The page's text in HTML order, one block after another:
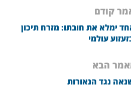
קודם
ימלא את חובתו: מזרח תיכון
עולמי
הבא
נגד הנאורות